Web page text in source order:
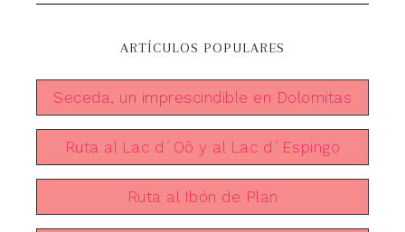
ARTÍCULOS POPULARES
Seceda, un imprescindible en Dolomitas
Ruta al Lac d´Oô y al Lac d´Espingo
Ruta al Ibón de Plan